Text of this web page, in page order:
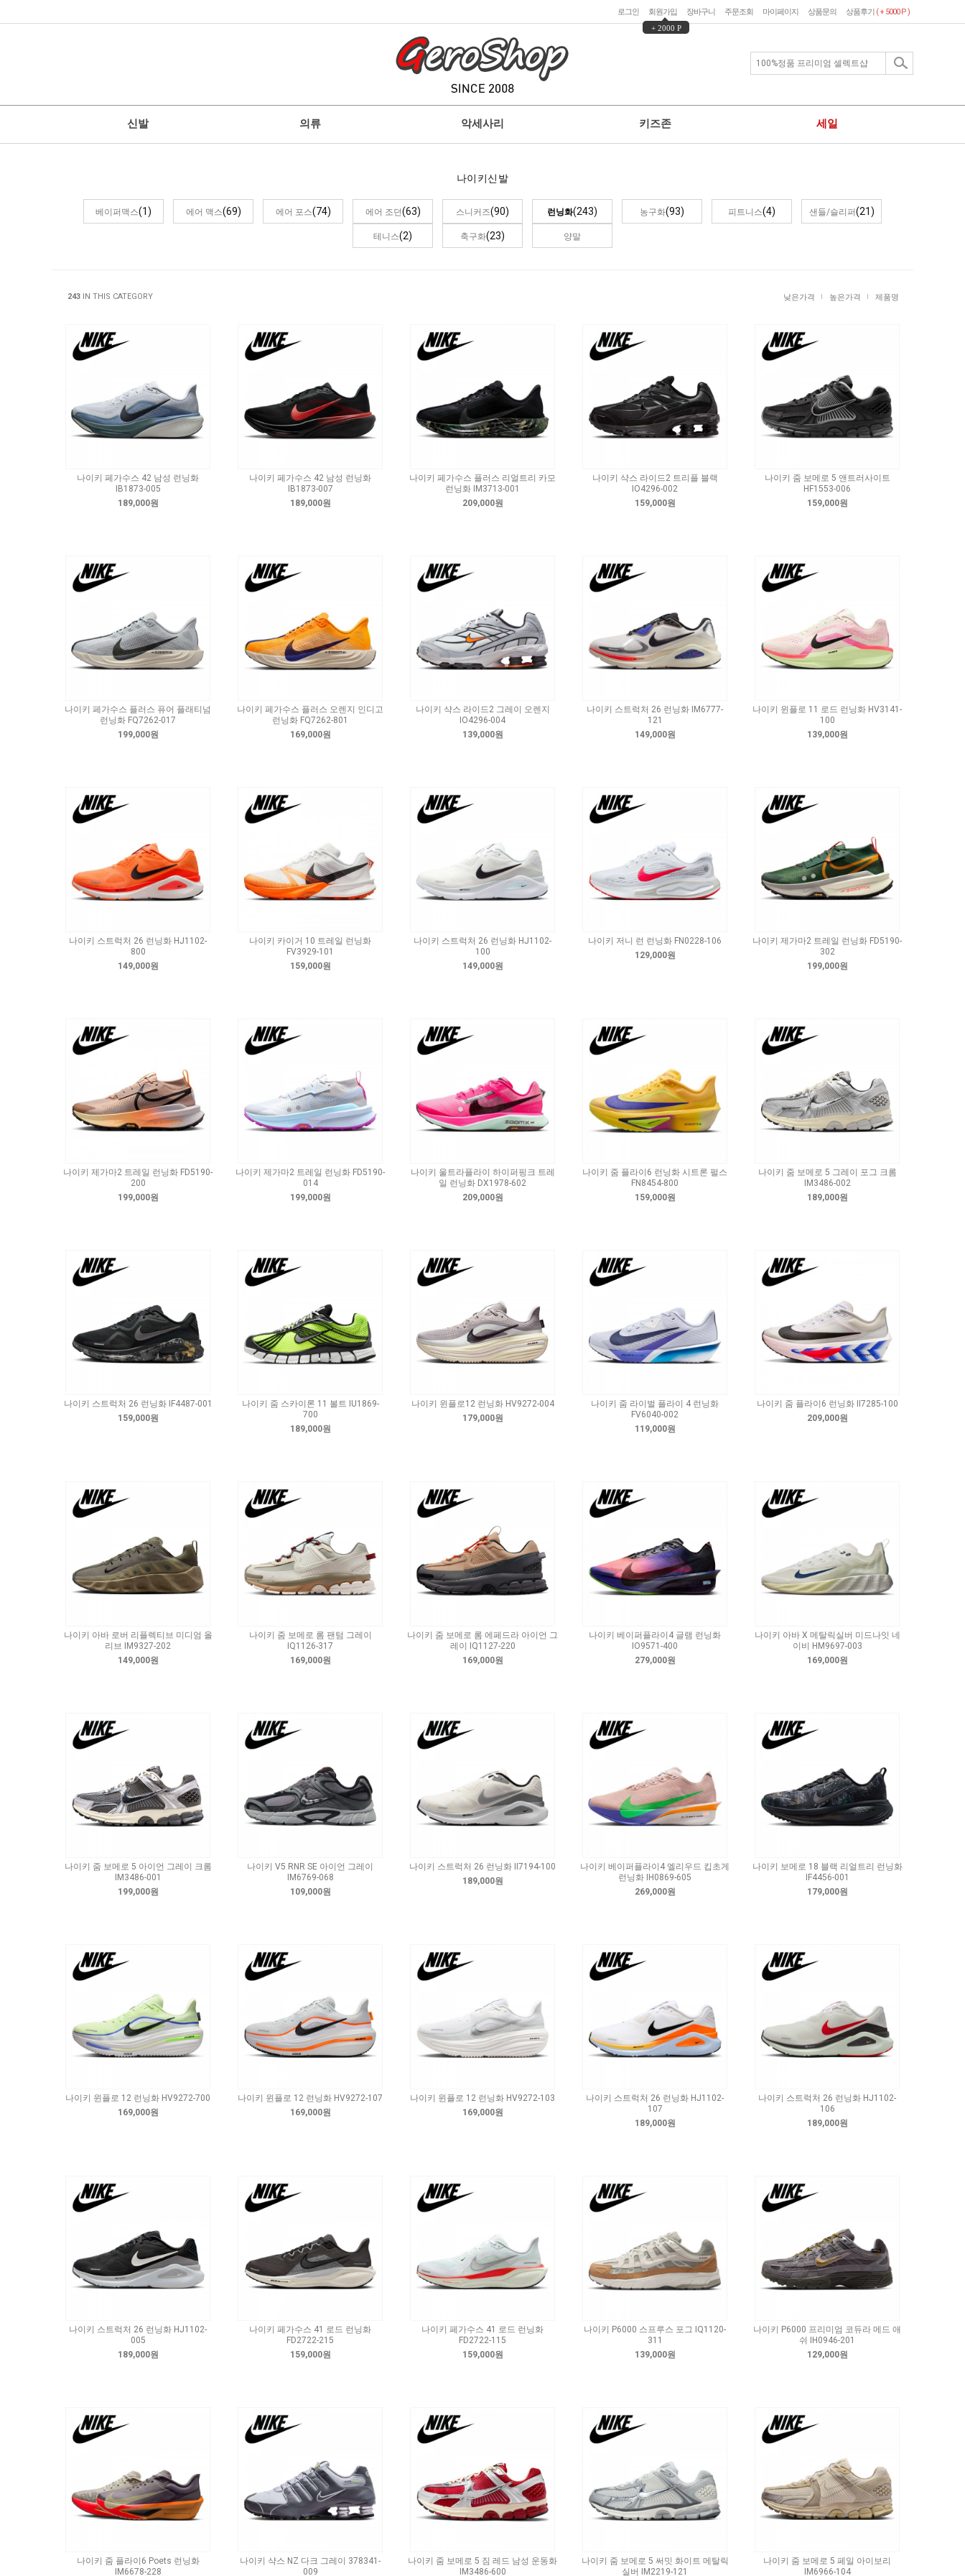
로그인 회원가입
+ 2000 P
장바구니 주문조회 마이페이지 상품문의 상품후기 ( + 5000 P )
신발 의류 악세사리 키즈존 세일
나이키신발
베이퍼맥스(1) 에어 맥스(69) 에어 포스(74) 에어 조던(63) 스니커즈(90) 런닝화(243) 농구화(93) 피트니스(4) 샌들/슬리퍼(21)
테니스(2) 축구화(23) 양말
243 IN THIS CATEGORY 낮은가격 높은가격 제품명
나이키 페가수스 42 남성 런닝화
IB1873-005
189,000원
나이키 페가수스 42 남성 런닝화
IB1873-007
189,000원
나이키 페가수스 플러스 리얼트리 카모
런닝화 IM3713-001
209,000원
나이키 샥스 라이드2 트리플 블랙
IO4296-002
159,000원
나이키 줌 보메로 5 앤트러사이트
HF1553-006
159,000원
나이키 페가수스 플러스 퓨어 플래티넘
런닝화 FQ7262-017
199,000원
나이키 페가수스 플러스 오렌지 인디고
런닝화 FQ7262-801
169,000원
나이키 샥스 라이드2 그레이 오렌지
IO4296-004
139,000원
나이키 스트럭처 26 런닝화 IM6777-
121
149,000원
나이키 윈플로 11 로드 런닝화 HV3141-
100
139,000원
나이키 스트럭처 26 런닝화 HJ1102-
800
149,000원
나이키 카이거 10 트레일 런닝화
FV3929-101
159,000원
나이키 스트럭처 26 런닝화 HJ1102-
100
149,000원
나이키 저니 런 런닝화 FN0228-106
129,000원
나이키 제가마2 트레일 런닝화 FD5190-
302
199,000원
나이키 제가마2 트레일 런닝화 FD5190-
200
199,000원
나이키 제가마2 트레일 런닝화 FD5190-
014
199,000원
나이키 울트라플라이 하이퍼핑크 트레
일 런닝화 DX1978-602
209,000원
나이키 줌 플라이6 런닝화 시트론 펄스
FN8454-800
159,000원
나이키 줌 보메로 5 그레이 포그 크롬
IM3486-002
189,000원
나이키 스트럭처 26 런닝화 IF4487-001
159,000원
나이키 줌 스카이론 11 볼트 IU1869-
700
189,000원
나이키 윈플로12 런닝화 HV9272-004
179,000원
나이키 줌 라이벌 플라이 4 런닝화
FV6040-002
119,000원
나이키 줌 플라이6 런닝화 II7285-100
209,000원
나이키 아바 로버 리플렉티브 미디엄 올
리브 IM9327-202
149,000원
나이키 줌 보메로 롬 팬텀 그레이
IQ1126-317
169,000원
나이키 줌 보메로 롬 에페드라 아이언 그
레이 IQ1127-220
169,000원
나이키 베이퍼플라이4 글램 런닝화
IO9571-400
279,000원
나이키 아바 X 메탈릭실버 미드나잇 네
이비 HM9697-003
169,000원
나이키 줌 보메로 5 아이언 그레이 크롬
IM3486-001
199,000원
나이키 V5 RNR SE 아이언 그레이
IM6769-068
109,000원
나이키 스트럭처 26 런닝화 II7194-100
189,000원
나이키 베이퍼플라이4 엘리우드 킵초게
런닝화 IH0869-605
269,000원
나이키 보메로 18 블랙 리얼트리 런닝화
IF4456-001
179,000원
나이키 윈플로 12 런닝화 HV9272-700
169,000원
나이키 윈플로 12 런닝화 HV9272-107
169,000원
나이키 윈플로 12 런닝화 HV9272-103
169,000원
나이키 스트럭처 26 런닝화 HJ1102-
107
189,000원
나이키 스트럭처 26 런닝화 HJ1102-
106
189,000원
나이키 스트럭처 26 런닝화 HJ1102-
005
189,000원
나이키 페가수스 41 로드 런닝화
FD2722-215
159,000원
나이키 페가수스 41 로드 런닝화
FD2722-115
159,000원
나이키 P6000 스프루스 포그 IQ1120-
311
139,000원
나이키 P6000 프리미엄 코듀라 메드 애
쉬 IH0946-201
129,000원
나이키 줌 플라이6 Poets 런닝화
IM6678-228
나이키 샥스 NZ 다크 그레이 378341-
009
나이키 줌 보메로 5 짐 레드 남성 운동화
IM3486-600
나이키 줌 보메로 5 써밋 화이트 메탈릭
실버 IM2219-121
나이키 줌 보메로 5 페일 아이보리
IM6966-104